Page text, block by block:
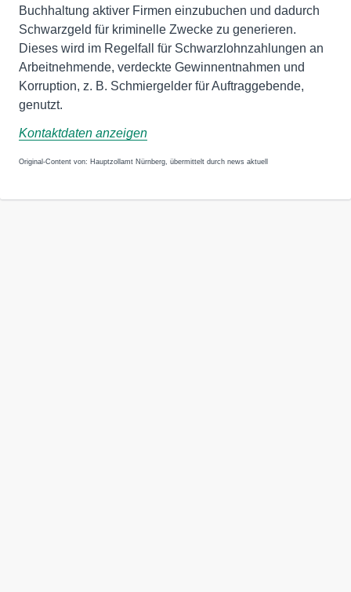
Buchhaltung aktiver Firmen einzubuchen und dadurch
Schwarzgeld für kriminelle Zwecke zu generieren.
Dieses wird im Regelfall für Schwarzlohnzahlungen an
Arbeitnehmende, verdeckte Gewinnentnahmen und
Korruption, z. B. Schmiergelder für Auftraggebende,
genutzt.
Kontaktdaten anzeigen
Original-Content von: Hauptzollamt Nürnberg, übermittelt durch news aktuell